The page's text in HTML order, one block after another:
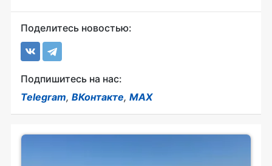
Поделитесь новостью:
Подпишитесь на нас:
Telegram, ВКонтакте, MAX